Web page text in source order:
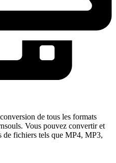
de tous les formats
Vous pouvez convertir et
de fichiers tels que MP4, MP3,